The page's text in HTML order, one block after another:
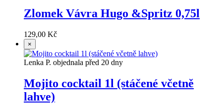
Zlomek Vávra Hugo &Spritz 0,75l
129,00 Kč
×
Lenka P. objednala před 20 dny
Mojito cocktail 1l (stáčené včetně
lahve)